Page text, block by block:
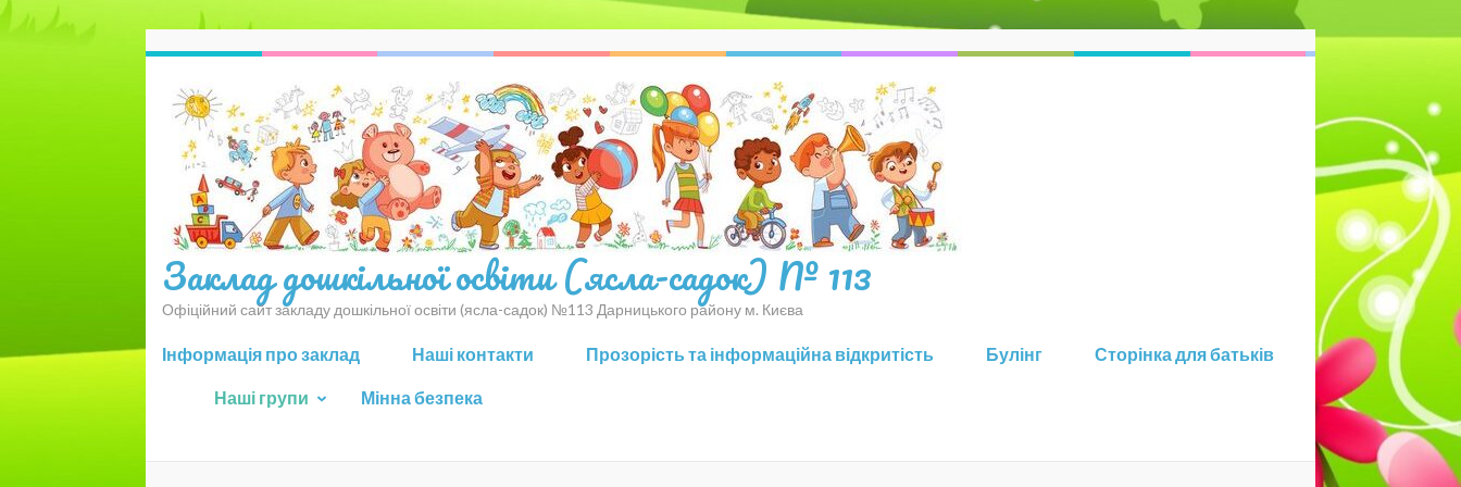
вмісту
(натисніть
Enter)
Заклад дошкільної освіти (ясла-садок) № 113
Офіційний сайт закладу дошкільної освіти (ясла-садок) №113 Дарницького району м. Києва
Інформація про заклад Наші контакти Прозорість та інформаційна відкритість Булінг Сторінка для батьків
Наші групи Мінна безпека